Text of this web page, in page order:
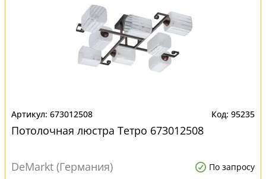
673012508 95235
Потолочная люстра Тетро 673012508
DeMarkt (Германия) По запросу